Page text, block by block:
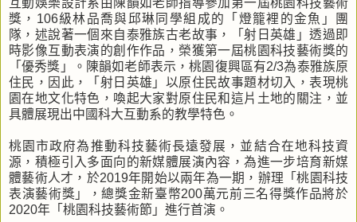
獎，106級林品喬與邱琳同學組成的「燈籠裡的金魚」團
隊，述說著一個來自泰雅族古老故事，「射日英雄」透過即
時影像互動表演的創作作品，榮獲第一屆桃園科技藝術獎的
「優秀獎」。陳韻如老師表示，桃園復興區有2/3為泰雅族原
住民，因此，「射日英雄」以原住民故事題材切入，表現桃
園在地文化特色，喚起大家對原住民和這片土地的關注，並
具體展現出中國科大互動系的教學特色。
桃園市政府為推動科技藝術長遠發展，並結合在地科技資
源，積極引入多面向的新媒體展演內容，為進一步培育新媒
體藝術人才，於2019年開始以兩年為一期，辦理「桃園科技
表演藝術獎」，總獎金新臺幣200萬元前三名得獎作品將於
2020年「桃園科技藝術節」進行首演。